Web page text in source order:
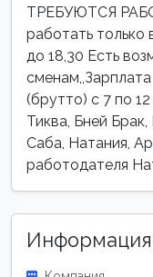
ТРЕБУЮТСЯ
работать
до 18,30 Есть
(брутто) с 7 по
Тиква, Бней
Саба, Натания,
работодателя